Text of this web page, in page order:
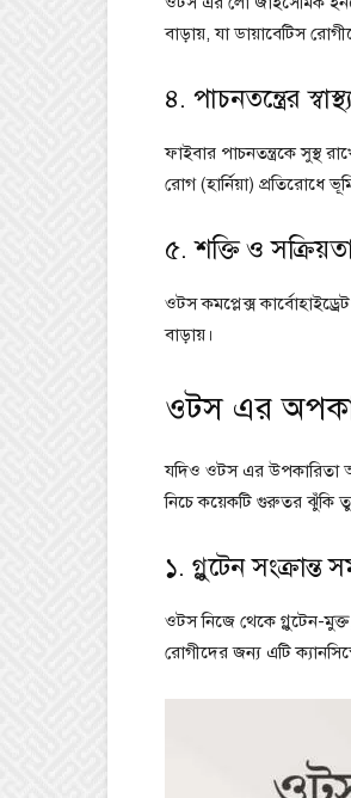
বাড়ায়, যা ডায়াবেটিস
৪. পাচনতন্ত্রের
ফাইবার পাচনতন্ত্রকে সুস্থ
রোগ (হার্নিয়া) প্রতিরোধে
৫. শক্তি ও
ওটস কমপ্লেক্স
বাড়ায়।
ওটস এর
যদিও ওটস এর উপকারিতা
নিচে কয়েকটি গুরুতর ঝুঁকি
১. গ্লুটেন সংক্রান্ত
ওটস নিজে থেকে গ্লুটেন-
রোগীদের জন্য এটি